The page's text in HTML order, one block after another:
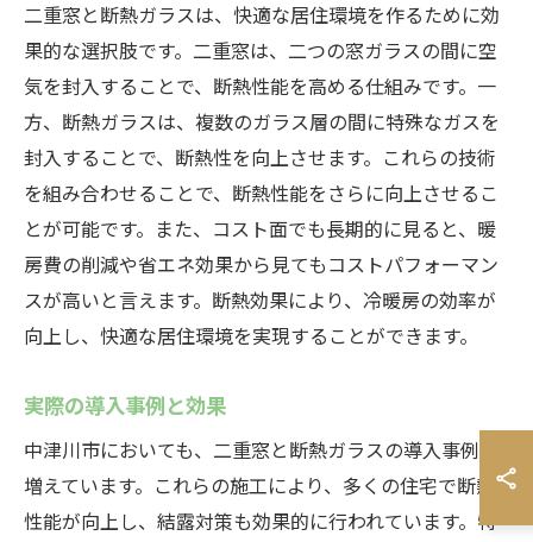
二重窓と断熱ガラスは、快適な居住環境を作るために効
果的な選択肢です。二重窓は、二つの窓ガラスの間に空
気を封入することで、断熱性能を高める仕組みです。一
方、断熱ガラスは、複数のガラス層の間に特殊なガスを
封入することで、断熱性を向上させます。これらの技術
を組み合わせることで、断熱性能をさらに向上させるこ
とが可能です。また、コスト面でも長期的に見ると、暖
房費の削減や省エネ効果から見てもコストパフォーマン
スが高いと言えます。断熱効果により、冷暖房の効率が
向上し、快適な居住環境を実現することができます。
実際の導入事例と効果
中津川市においても、二重窓と断熱ガラスの導入事例が
増えています。これらの施工により、多くの住宅で断熱
性能が向上し、結露対策も効果的に行われています。特